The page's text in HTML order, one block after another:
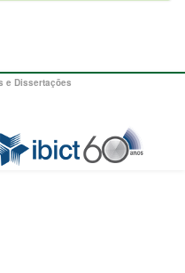
e Dissertações